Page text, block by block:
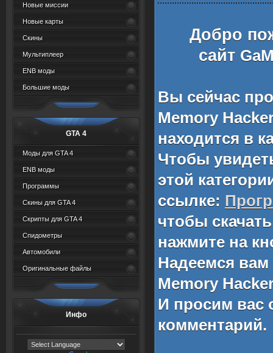
Новые миссии
Новые карты
Скины
Мультиплеер
ENB моды
Большие моды
GTA 4
Моды для GTA 4
ENB моды
Программы
Скины для GTA 4
Скрипты для GTA 4
Спидометры
Автомобили
Оригинальные файлы
Инфо
Добро
сайт
Вы сейчас
Memory
находится в
Чтобы
этой
ссылке:
чтобы
нажмите на
Надеемся
Memory
И просим вас
комментарий.